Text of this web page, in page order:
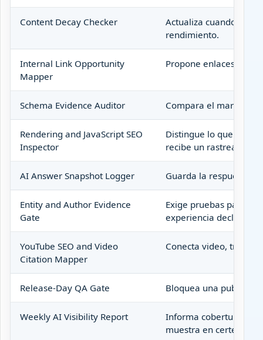
Content Decay Checker
Actualiza cuando
rendimiento.
Internal Link Opportunity
Mapper
Propone enlaces que
Schema Evidence Auditor Compara el marcado
Rendering and JavaScript SEO
Inspector
Distingue lo que
recibe un rastreador.
AI Answer Snapshot Logger Guarda la respuesta
Entity and Author Evidence
Gate
Exige pruebas para la
experiencia declarada.
YouTube SEO and Video
Citation Mapper
Conecta video,
Release-Day QA Gate Bloquea una
Weekly AI Visibility Report
Informa cobertura y
muestra en certeza.